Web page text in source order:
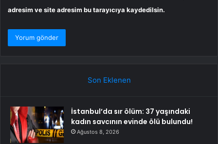
adresim ve site adresim bu tarayıcıya kaydedilsin.
Son Eklenen
İstanbul’da sır ölüm: 37 yaşındaki
kadın savcının evinde ölü bulundu!
Ağustos 8, 2026